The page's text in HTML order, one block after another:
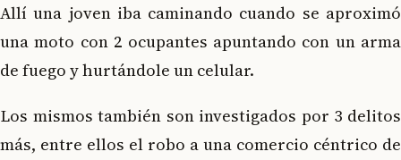
Allí una joven iba caminando cuando se aproximó
una moto con 2 ocupantes apuntando con un arma
de fuego y hurtándole un celular.
Los mismos también son investigados por 3 delitos
más, entre ellos el robo a una comercio céntrico de